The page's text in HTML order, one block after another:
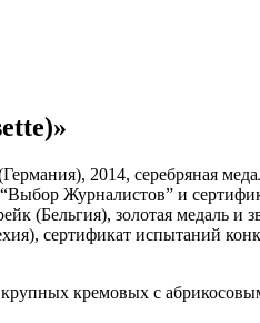
2014, серебряная
Журналистов” и
(Бельгия), золотая медаль
сертификат испытаний
кремовых с